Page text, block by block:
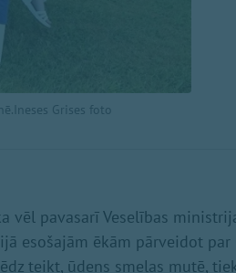
Grises foto
vēl pavasarī Veselības
esošajām ēkām pārveidot
teikt, ūdens smeļas mutē,